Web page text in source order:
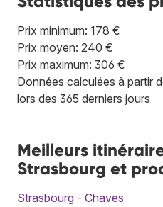
Prix minimum: 178 €
Prix moyen: 240 €
Prix maximum: 306 €
Données calculées à partir
lors des 365 derniers jours
Meilleurs
Strasbourg et
Strasbourg - Chaves